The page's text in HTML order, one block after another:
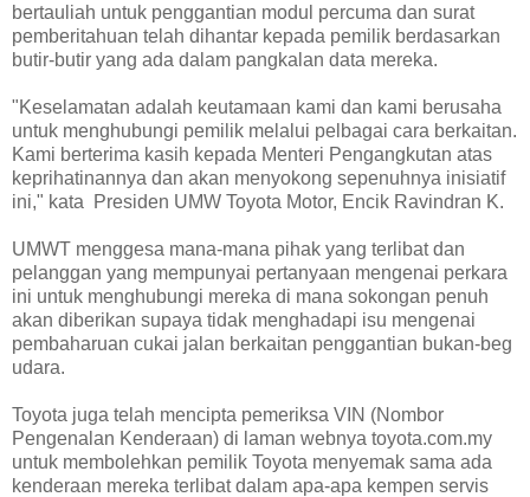
bertauliah untuk penggantian modul percuma dan surat
pemberitahuan telah dihantar kepada pemilik berdasarkan
butir-butir yang ada dalam pangkalan data mereka.
"Keselamatan adalah keutamaan kami dan kami berusaha
untuk menghubungi pemilik melalui pelbagai cara berkaitan.
Kami berterima kasih kepada Menteri Pengangkutan atas
keprihatinannya dan akan menyokong sepenuhnya inisiatif
ini," kata Presiden UMW Toyota Motor, Encik Ravindran K.
UMWT menggesa mana-mana pihak yang terlibat dan
pelanggan yang mempunyai pertanyaan mengenai perkara
ini untuk menghubungi mereka di mana sokongan penuh
akan diberikan supaya tidak menghadapi isu mengenai
pembaharuan cukai jalan berkaitan penggantian bukan-beg
udara.
Toyota juga telah mencipta pemeriksa VIN (Nombor
Pengenalan Kenderaan) di laman webnya toyota.com.my
untuk membolehkan pemilik Toyota menyemak sama ada
kenderaan mereka terlibat dalam apa-apa kempen servis